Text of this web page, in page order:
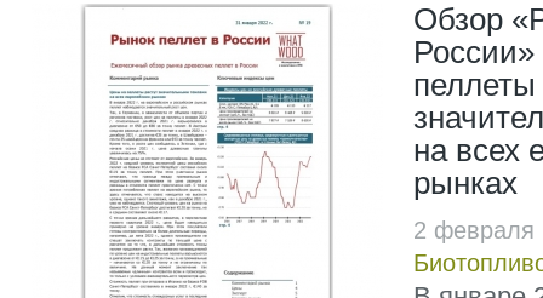
Обзор
пеллеты
на всех
рынках
2